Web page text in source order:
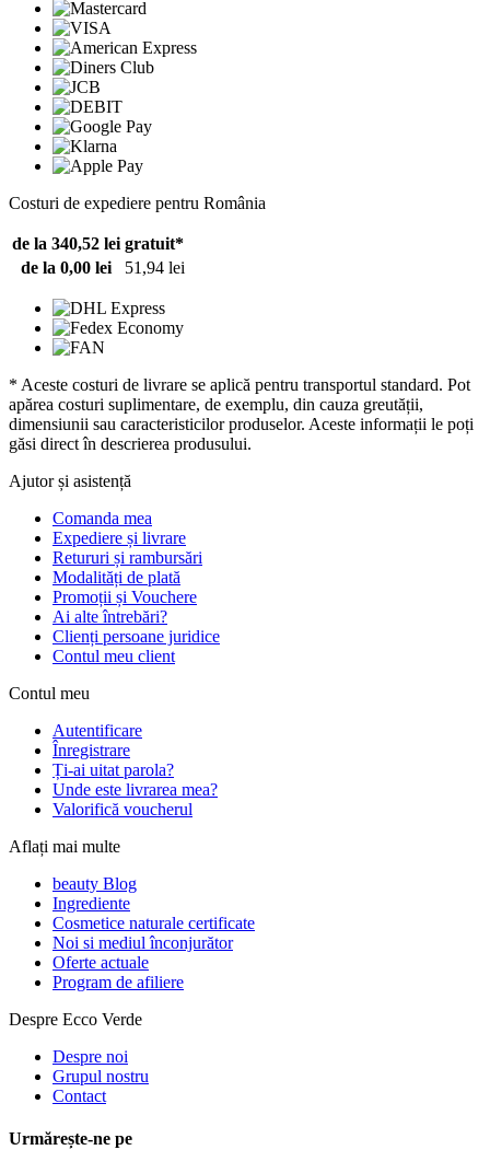
Costuri de expediere pentru România
de la 340,52 lei gratuit*
de la 0,00 lei
51,94 lei
* Aceste costuri de livrare se aplică pentru transportul standard. Pot
apărea costuri suplimentare, de exemplu, din cauza greutății,
dimensiunii sau caracteristicilor produselor. Aceste informații le poți
găsi direct în descrierea produsului.
Ajutor și asistență
Comanda mea
Expediere și livrare
Retururi și rambursări
Modalități de plată
Promoții și Vouchere
Ai alte întrebări?
Clienți persoane juridice
Contul meu client
Contul meu
Autentificare
Înregistrare
Ți-ai uitat parola?
Unde este livrarea mea?
Valorifică voucherul
Aflați mai multe
beauty Blog
Ingrediente
Cosmetice naturale certificate
Noi si mediul înconjurător
Oferte actuale
Program de afiliere
Despre Ecco Verde
Despre noi
Grupul nostru
Contact
Urmărește-ne pe